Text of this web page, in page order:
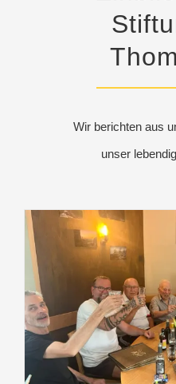
Wir berichten aus
unser